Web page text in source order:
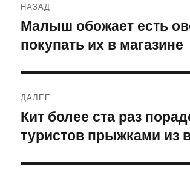
по
записям
НАЗАД
Предыдущая
запись:
Малыш обожает есть
покупать их в магазине
ДАЛЕЕ
Следующая
запись:
Кит более ста раз
туристов прыжками из